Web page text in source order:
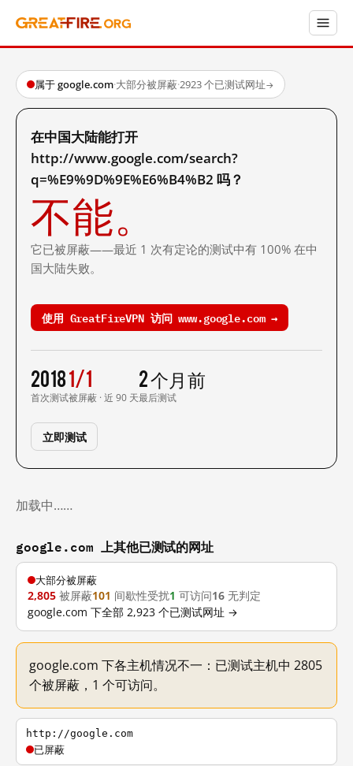
属于 google.com·大部分被屏蔽·2923 个已测试网址→
在中国大陆能打开
http://www.google.com/search?
q=%E9%9D%9E%E6%B4%B2 吗？
不能。
它已被屏蔽——最近 1 次有定论的测试中有 100% 在中
国大陆失败。
使用 GreatFireVPN 访问 www.google.com →
2018
首次测试
1/1
被屏蔽 · 近 90 天
2 个月前
最后测试
立即测试
加载中……
google.com 上其他已测试的网址
大部分被屏蔽
2,805 被屏蔽101 间歇性受扰1 可访问16 无判定
google.com 下全部 2,923 个已测试网址 →
google.com 下各主机情况不一：已测试主机中 2805
个被屏蔽，1 个可访问。
http://google.com
已屏蔽